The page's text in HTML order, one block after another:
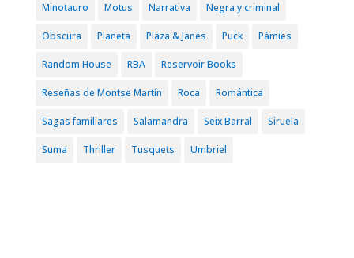
Minotauro Motus Narrativa Negra y criminal
Obscura Planeta Plaza & Janés Puck Pàmies
Random House RBA Reservoir Books
Reseñas de Montse Martín Roca Romántica
Sagas familiares Salamandra Seix Barral Siruela
Suma Thriller Tusquets Umbriel